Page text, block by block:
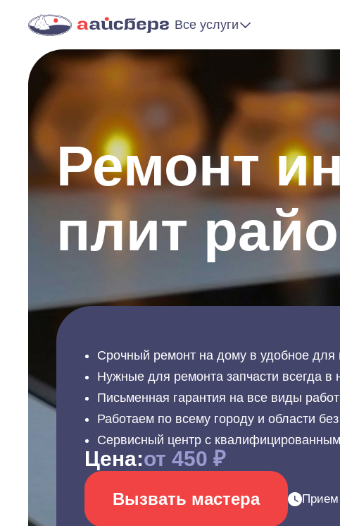
Все услуги
Ремонт
плит
Срочный ремонт на дому в удобное для
Нужные для ремонта запчасти всегда в
Письменная гарантия на все виды
Работаем по всему городу и области
Сервисный центр с
Цена:от 450 ₽
Вызвать мастера Прием